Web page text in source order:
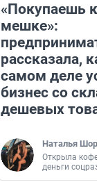
«Покупаешь
мешке»:
рассказала,
самом деле
бизнес со
дешевых
Наталья
Открыла
деньги